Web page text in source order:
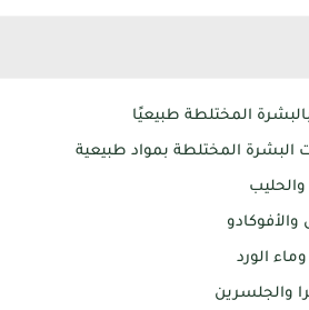
المختلطة طبيعيًا
المختلطة بمواد طبيعية
الورد
والجلسرين